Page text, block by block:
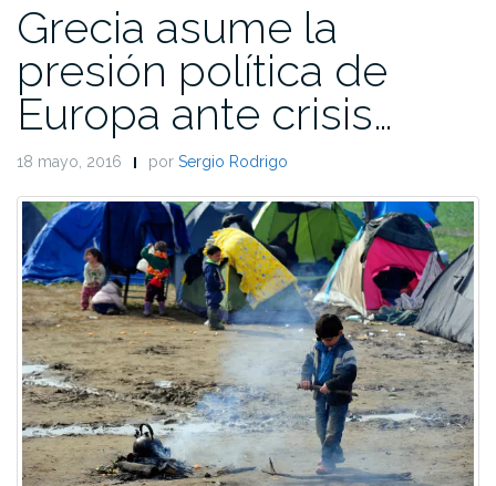
Grecia asume la
presión política de
Europa ante crisis…
18 mayo, 2016 por Sergio Rodrigo